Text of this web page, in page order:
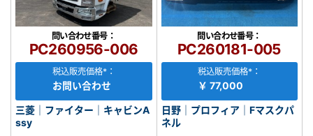
問い合わせ番号：
PC260956-006
税込販売価格*：
お問い合わせ
三菱｜ファイター｜キャビンA
ssy
問い合わせ番号：
PC260181-005
税込販売価格*：
￥ 77,000
日野｜プロフィア｜Fマスクパ
ネル